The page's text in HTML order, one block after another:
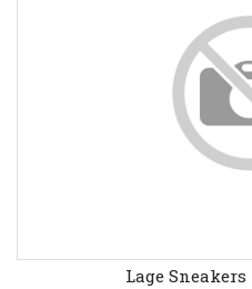
Lage Sneakers